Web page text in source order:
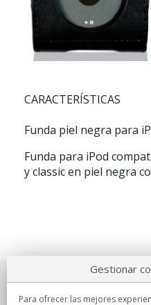
CARACTERÍSTICAS
Funda piel negra para
Funda para iPod
y classic en piel negra
Sobre nosotros
Gestionar
Para ofrecer las mejores